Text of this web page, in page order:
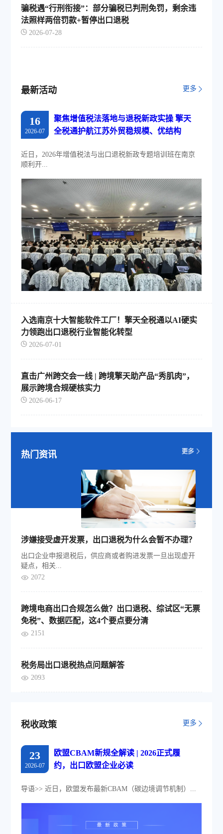
骗税遇“行刑衔接”：部分骗税已判刑免罚，剩余违
法照样两倍罚款+暂停出口退税
2026-07-28
最新活动 更多
16
2026-07
聚焦增值税法落地与退税新政实操 擎天
全税通护航江苏外贸稳规模、优结构
近日，2026年增值税法与出口退税新政专题培训班在南京
顺利开...
入选南京十大智能软件工厂！擎天全税通以AI硬实
力领跑出口退税行业智能化转型
2026-07-01
直击广州跨交会一线 | 跨境擎天助产品“秀肌肉”，
展示跨境合规硬核实力
2026-06-17
热门资讯
涉嫌接受虚开发票，出口退税为什么会暂不办理？
出口企业申报退税后，供应商或者购进发票一旦出现虚开
疑点，相关...
2072
跨境电商出口合规怎么做？出口退税、综试区“无票
免税”、数据匹配，这4个要点要分清
2151
税务局出口退税热点问题解答
2093
税收政策 更多
23
2026-07
欧盟CBAM新规全解读 | 2026正式履
约，出口欧盟企业必读
导语>> 近日，欧盟发布最新CBAM（碳边境调节机制）...